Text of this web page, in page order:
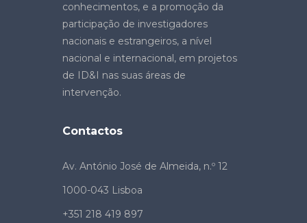
conhecimentos, e a promoção da
participação de investigadores
nacionais e estrangeiros, a nível
nacional e internacional, em projetos
de ID&I nas suas áreas de
intervenção.
Contactos
Av. António José de Almeida, n.º 12
1000-043 Lisboa
+351 218 419 897